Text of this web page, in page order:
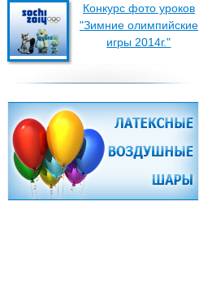
Конкурс фото уроков
"Зимние олимпийские
игры 2014г."